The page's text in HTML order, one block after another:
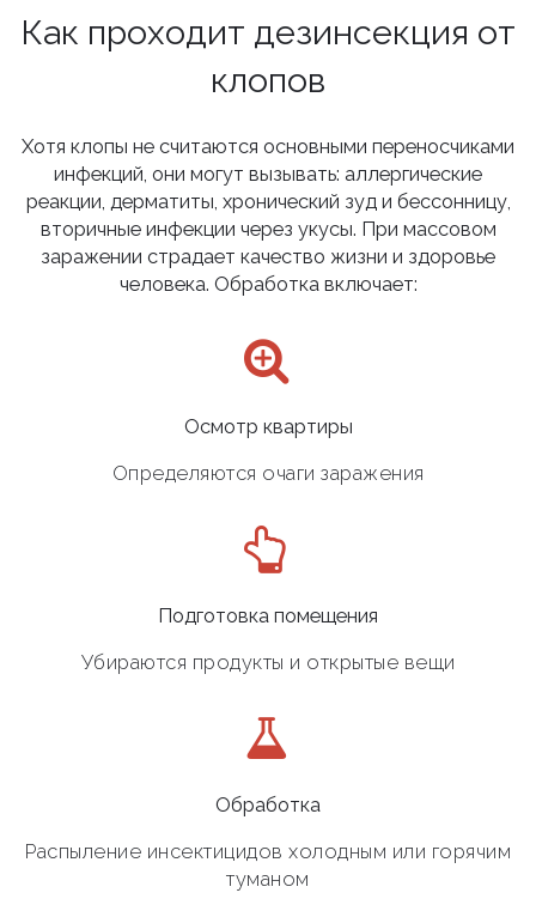
Как проходит дезинсекция от
клопов
Хотя клопы не считаются основными переносчиками
инфекций, они могут вызывать: аллергические
реакции, дерматиты, хронический зуд и бессонницу,
вторичные инфекции через укусы. При массовом
заражении страдает качество жизни и здоровье
человека. Обработка включает:
Осмотр квартиры
Определяются очаги заражения
Подготовка помещения
Убираются продукты и открытые вещи
Обработка
Распыление инсектицидов холодным или горячим
туманом